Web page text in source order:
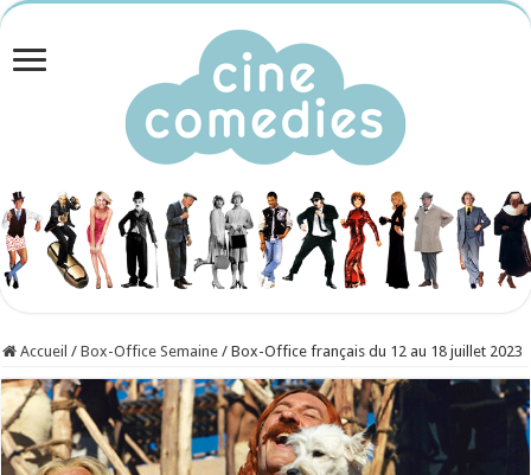
Accueil / Box-Office Semaine / Box-Office français du 12 au 18 juillet 2023